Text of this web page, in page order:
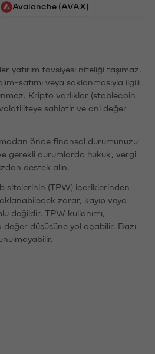
Avalanche (AVAX)
yatırım tavsiyesi niteliği taşımaz.
satımı veya saklanmasıyla ilgili
Kripto varlıklar (stablecoin
sahiptir ve ani değer
önce finansal durumunuzu
gerekli durumlarda hukuk, vergi
destek alın.
sitelerinin (TPW) içeriklerinden
zarar, kayıp veya
değildir. TPW kullanımı,
değer düşüşüne yol açabilir. Bazı